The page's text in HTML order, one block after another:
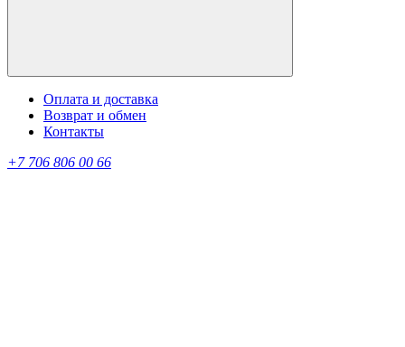
Оплата и доставка
Возврат и обмен
Контакты
+7 706 806 00 66